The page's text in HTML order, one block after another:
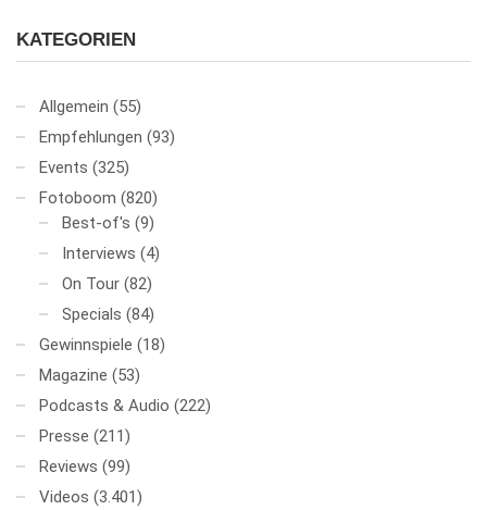
KATEGORIEN
Allgemein (55)
Empfehlungen (93)
Events (325)
Fotoboom (820)
Best-of's (9)
Interviews (4)
On Tour (82)
Specials (84)
Gewinnspiele (18)
Magazine (53)
Podcasts & Audio (222)
Presse (211)
Reviews (99)
Videos (3.401)